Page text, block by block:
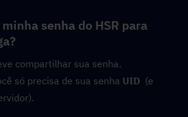
senha do HSR para
compartilhar sua senha.
só precisa de sua senha UID
  (e